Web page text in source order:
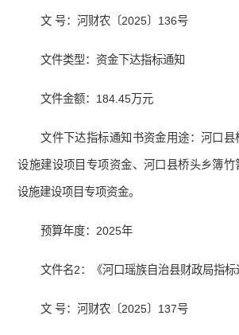
文 号：河财农〔2025〕136号
文件类型：资金下达指标通知
文件金额：184.45万元
文件下达指标通知书资金用途：河口
设施建设项目专项资金、河口县桥头乡簿
设施建设项目专项资金。
预算年度：2025年
文件名2：《河口瑶族自治县财政局指标
文 号：河财农〔2025〕137号